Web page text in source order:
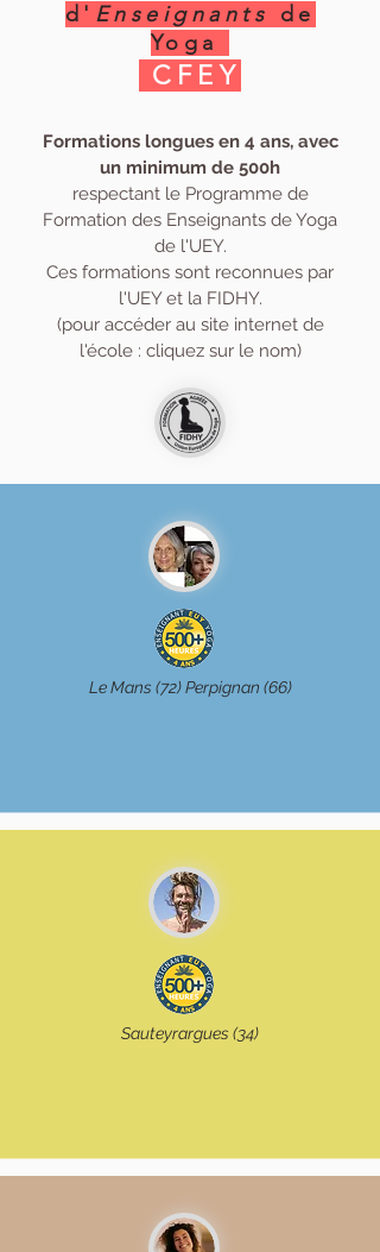
d' Enseignants
de
Yoga
CFEY
Formations longues en 4 ans, avec
un minimum de 500h
respectant le Programme de
Formation des Enseignants de Yoga
de l'UEY.
Ces formations sont reconnues par
l'UEY et la FIDHY.
(pour accéder au site internet de
l'école : cliquez sur le nom)
Le Mans (72) Perpignan (66)
Sauteyrargues (34)